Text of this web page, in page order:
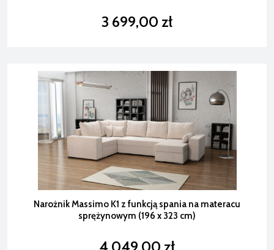
3 699,00 zł
Narożnik Massimo K1 z funkcją spania na materacu
sprężynowym (196 x 323 cm)